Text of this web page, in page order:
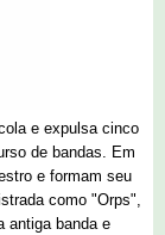
e expulsa cinco
de bandas. Em
e formam seu
como "Orps",
antiga banda e